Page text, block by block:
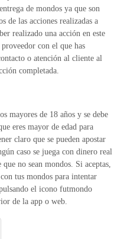
de mondos ya que son
de las acciones realizadas a
realizado una acción en este
con el que has
o atención al cliente al
completada.
mayores de 18 años y se debe
eres mayor de edad para
claro que se pueden apostar
caso se juega con dinero real
no sean mondos. Si aceptas,
tus mondos para intentar
el icono futmondo
de la app o web.